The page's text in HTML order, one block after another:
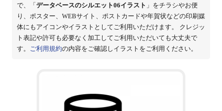
で、「 データベースのシルエット06イラスト 」をチラシやお便
り、ポスター、WEBサイト、ポストカードや年賀状などの印刷媒
体にもアイコンやイラストとしてご利用いただけます。 クレジッ
ト表記や許可も必要なく加工してご利用いただいても大丈夫で
す。 ご利用規約の内容をご確認しイラストをご利用ください。